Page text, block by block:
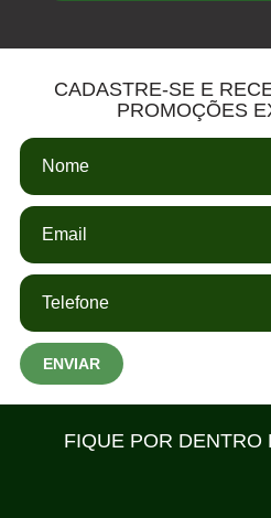
CADASTRE-SE E
PROMOÇÕES
ENVIAR
FIQUE POR DENTRO